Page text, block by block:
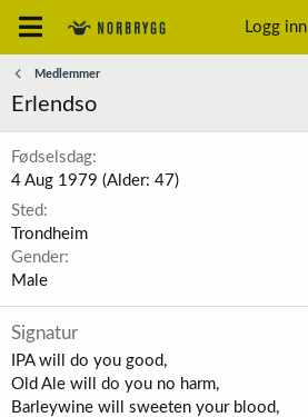
Logg inn
Medlemmer
Erlendso
Fødselsdag
4 Aug 1979 (Alder: 47)
Sted
Trondheim
Gender
Male
Signatur
IPA will do you good,
Old Ale will do you no harm,
Barleywine will sweeten your blood,